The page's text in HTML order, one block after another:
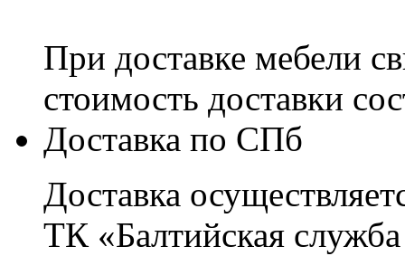
При доставке мебели
стоимость доставки
Доставка по СПб
Доставка
ТК «Балтийская